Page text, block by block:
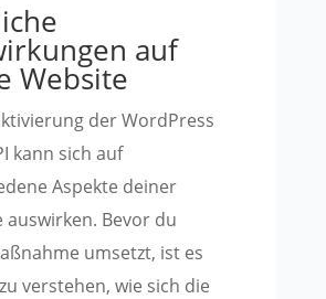
auf
Website
der WordPress
kann sich auf
Aspekte deiner
auswirken. Bevor du
umsetzt, ist es
verstehen, wie sich die